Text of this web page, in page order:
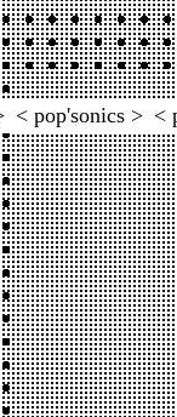
< pop'sonics > <